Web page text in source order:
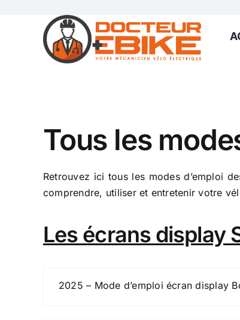
Tous les
Retrouvez ici tous les modes d’emploi
comprendre, utiliser et entretenir votre
Les écrans display
2025 – Mode d’emploi écran display